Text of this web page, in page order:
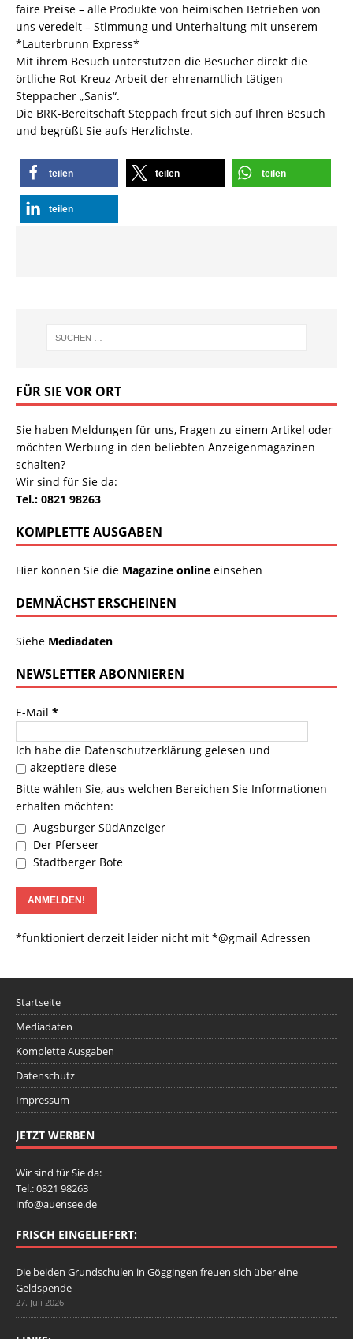
faire Preise – alle Produkte von heimischen Betrieben von
uns veredelt – Stimmung und Unterhaltung mit unserem
*Lauterbrunn Express*
Mit ihrem Besuch unterstützen die Besucher direkt die
örtliche Rot-Kreuz-Arbeit der ehrenamtlich tätigen
Steppacher „Sanis“.
Die BRK-Bereitschaft Steppach freut sich auf Ihren Besuch
und begrüßt Sie aufs Herzlichste.
teilen teilen teilen
teilen
FÜR SIE VOR ORT
Sie haben Meldungen für uns, Fragen zu einem Artikel oder
möchten Werbung in den beliebten Anzeigenmagazinen
schalten?
Wir sind für Sie da:
Tel.: 0821 98263
KOMPLETTE AUSGABEN
Hier können Sie die Magazine online einsehen
DEMNÄCHST ERSCHEINEN
Siehe Mediadaten
NEWSLETTER ABONNIEREN
E-Mail *
Ich habe die Datenschutzerklärung gelesen und
akzeptiere diese
Bitte wählen Sie, aus welchen Bereichen Sie Informationen
erhalten möchten:
Augsburger SüdAnzeiger
Der Pferseer
Stadtberger Bote
*funktioniert derzeit leider nicht mit *@gmail Adressen
Startseite
Mediadaten
Komplette Ausgaben
Datenschutz
Impressum
JETZT WERBEN
Wir sind für Sie da:
Tel.: 0821 98263
info@auensee.de
FRISCH EINGELIEFERT:
Die beiden Grundschulen in Göggingen freuen sich über eine
Geldspende
27. Juli 2026